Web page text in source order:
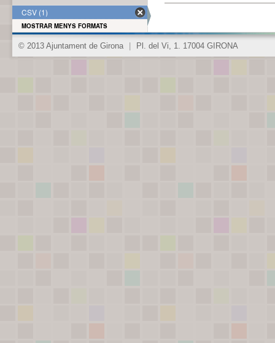
CSV (1)
MOSTRAR MENYS FORMATS
© 2013 Ajuntament de Girona Pl. del Vi, 1. 17004 GIRONA